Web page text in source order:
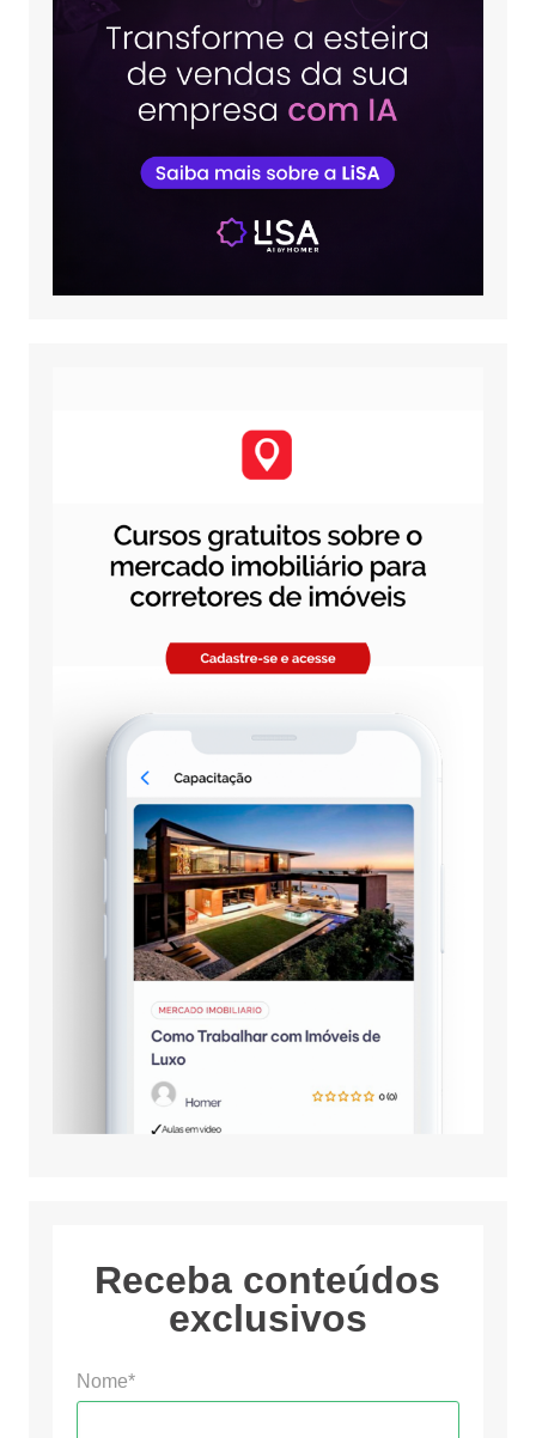
Receba conteúdos
exclusivos
Nome*